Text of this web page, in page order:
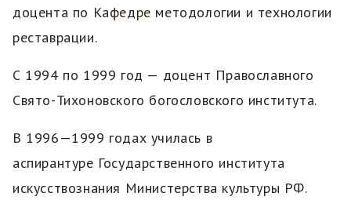
доцента по Кафедре методологии и технологии
реставрации.
С 1994 по 1999 год — доцент Православного
Свято-Тихоновского богословского института.
В 1996—1999 годах училась в
аспирантуре Государственного института
искусствознания Министерства культуры РФ.